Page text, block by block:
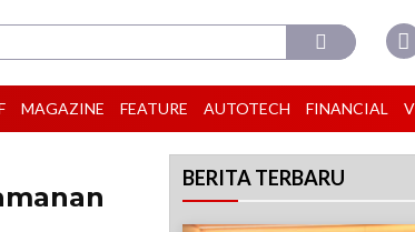
MAGAZINE FEATURE AUTOTECH FINANCIAL
BERITA TERBARU